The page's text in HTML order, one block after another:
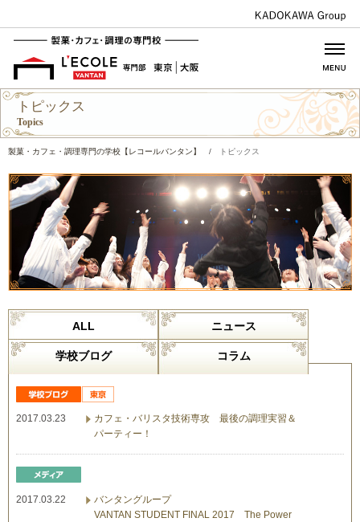
トピックス
Topics
製菓・カフェ・調理専門の学校【レコールバンタン】 / トピックス
ALL ニュース
学校ブログ コラム
2017.03.23
カフェ・バリスタ技術専攻 最後の調理実習＆
パーティー！
2017.03.22
バンタングループ
VANTAN STUDENT FINAL 2017 The Power